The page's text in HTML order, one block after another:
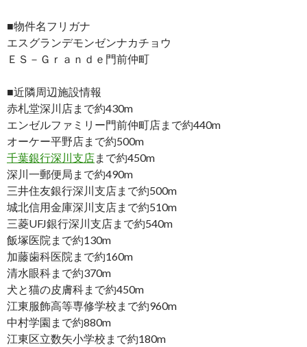
■物件名フリガナ
エスグランデモンゼンナカチョウ
ＥＳ－Ｇｒａｎｄｅ門前仲町
■近隣周辺施設情報
赤札堂深川店まで約430m
エンゼルファミリー門前仲町店まで約440m
オーケー平野店まで約500m
千葉銀行深川支店まで約450m
深川一郵便局まで約490m
三井住友銀行深川支店まで約500m
城北信用金庫深川支店まで約510m
三菱UFJ銀行深川支店まで約540m
飯塚医院まで約130m
加藤歯科医院まで約160m
清水眼科まで約370m
犬と猫の皮膚科まで約450m
江東服飾高等専修学校まで約960m
中村学園まで約880m
江東区立数矢小学校まで約180m